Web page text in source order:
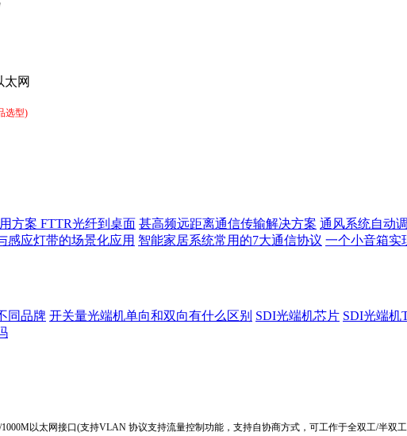
太网
选型)
方案 FTTR光纤到桌面 甚高频远距离通信传输解决方案 通风系统自动
感应灯带的场景化应用 智能家居系统常用的7大通信协议 一个小音箱实
同品牌 开关量光端机单向和双向有什么区别 SDI光端机芯片 SDI光端机
以太网接口(支持VLAN 协议支持流量控制功能，支持自协商方式，可工作于全双工/半双